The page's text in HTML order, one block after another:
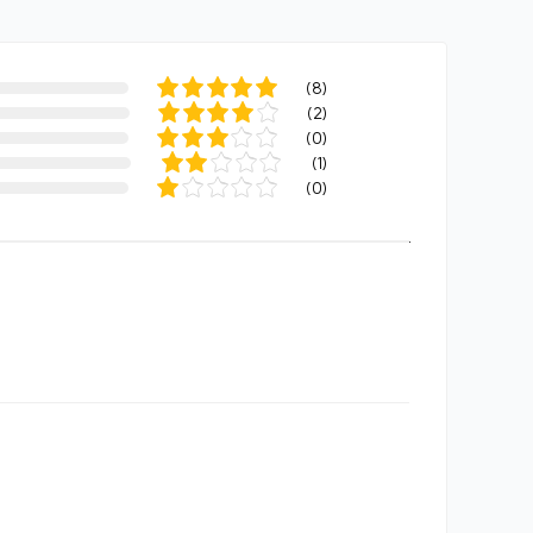
(8)
(2)
(0)
(1)
(0)